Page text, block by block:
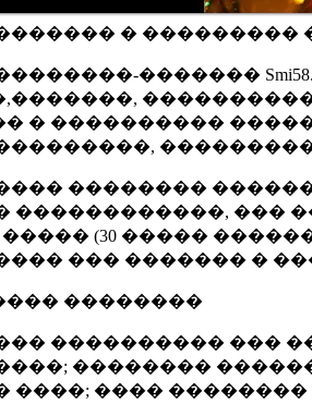
� ���������
�������
� ����������
��������
������������, ���
(30 �����
��� ������� �
��������
���������� ���
��������
����; ����